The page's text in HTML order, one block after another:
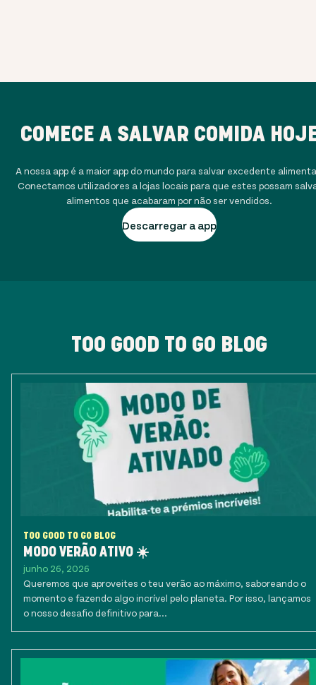
COMECE A SALVAR COMIDA
A nossa app é a maior app do mundo para salvar excedente
Conectamos utilizadores a lojas locais para que estes possam
alimentos que acabaram por não ser vendidos.
Descarregar a app
TOO GOOD TO GO BLOG
TOO GOOD TO GO BLOG
MODO VERÃO ATIVO ☀️
junho 26, 2026
Queremos que aproveites o teu verão ao máximo, saboreando o
momento e fazendo algo incrível pelo planeta. Por isso, lançamos
o nosso desafio definitivo para...